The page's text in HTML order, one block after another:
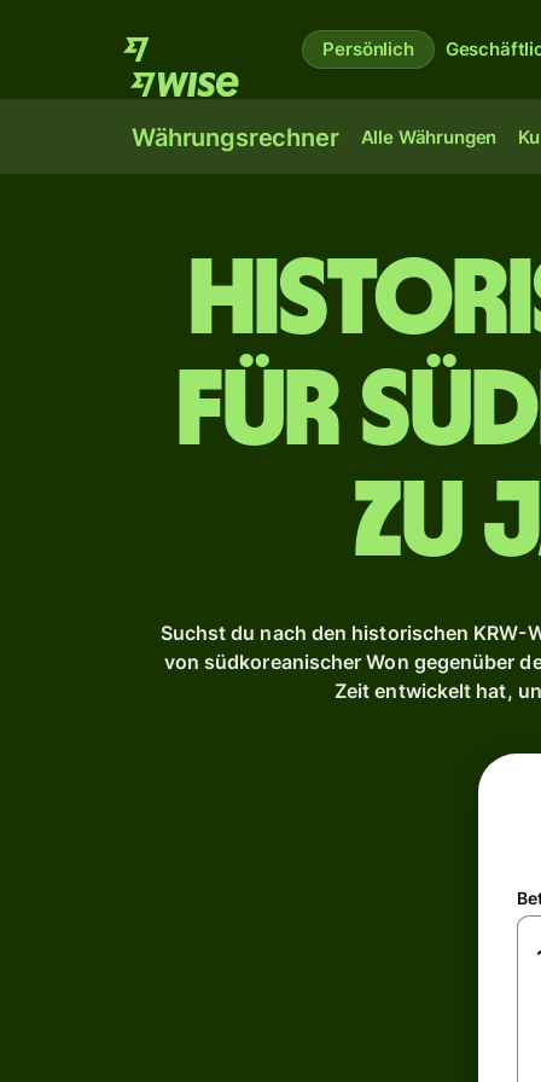
Persönlich
Währungsrechner Alle Währungen
für
zu
Suchst du nach den historischen KRW-
von südkoreanischer Won gegenüber
Zeit entwickelt hat,